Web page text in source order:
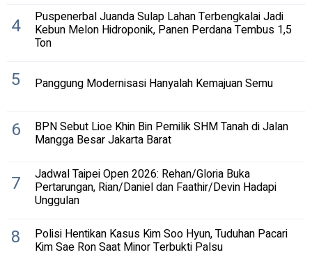
4 Puspenerbal Juanda Sulap Lahan Terbengkalai Jadi
Kebun Melon Hidroponik, Panen Perdana Tembus 1,5
Ton
5 Panggung Modernisasi Hanyalah Kemajuan Semu
6 BPN Sebut Lioe Khin Bin Pemilik SHM Tanah di Jalan
Mangga Besar Jakarta Barat
7 Jadwal Taipei Open 2026: Rehan/Gloria Buka
Pertarungan, Rian/Daniel dan Faathir/Devin Hadapi
Unggulan
8 Polisi Hentikan Kasus Kim Soo Hyun, Tuduhan Pacari
Kim Sae Ron Saat Minor Terbukti Palsu